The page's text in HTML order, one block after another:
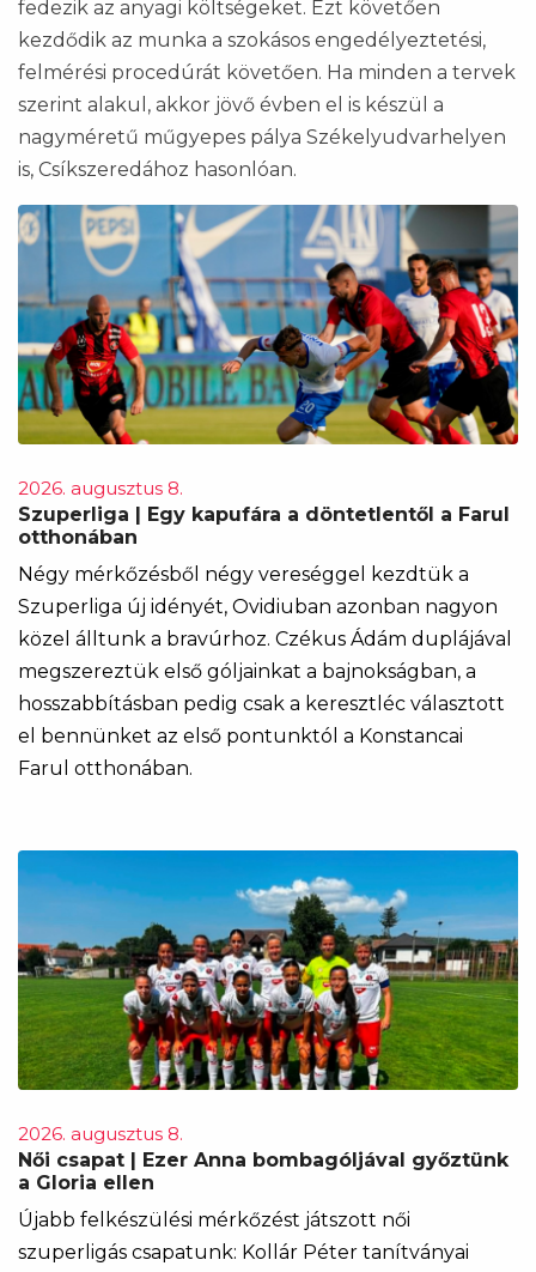
fedezik az anyagi költségeket. Ezt követően
kezdődik az munka a szokásos engedélyeztetési,
felmérési procedúrát követően. Ha minden a tervek
szerint alakul, akkor jövő évben el is készül a
nagyméretű műgyepes pálya Székelyudvarhelyen
is, Csíkszeredához hasonlóan.
2026. augusztus 8.
Szuperliga | Egy kapufára a döntetlentől a Farul
otthonában
Négy mérkőzésből négy vereséggel kezdtük a
Szuperliga új idényét, Ovidiuban azonban nagyon
közel álltunk a bravúrhoz. Czékus Ádám duplájával
megszereztük első góljainkat a bajnokságban, a
hosszabbításban pedig csak a keresztléc választott
el bennünket az első pontunktól a Konstancai
Farul otthonában.
2026. augusztus 8.
Női csapat | Ezer Anna bombagóljával győztünk
a Gloria ellen
Újabb felkészülési mérkőzést játszott női
szuperligás csapatunk: Kollár Péter tanítványai